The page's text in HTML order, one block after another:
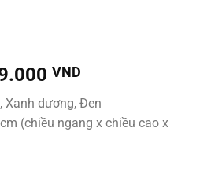
VND.
VND
hiện
tại
là:
Xanh dương, Đen
(chiều ngang x chiều cao x